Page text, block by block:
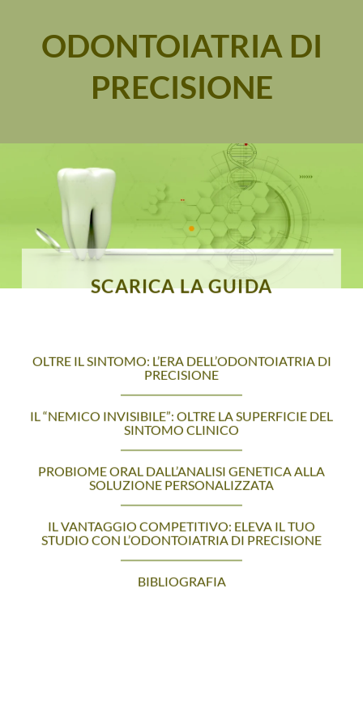
ODONTOIATRIA DI
PRECISIONE
SCARICA LA GUIDA
OLTRE IL SINTOMO: L’ERA DELL’ODONTOIATRIA DI
PRECISIONE
IL “NEMICO INVISIBILE”: OLTRE LA SUPERFICIE DEL
SINTOMO CLINICO
PROBIOME ORAL DALL’ANALISI GENETICA ALLA
SOLUZIONE PERSONALIZZATA
IL VANTAGGIO COMPETITIVO: ELEVA IL TUO
STUDIO CON L’ODONTOIATRIA DI PRECISIONE
BIBLIOGRAFIA